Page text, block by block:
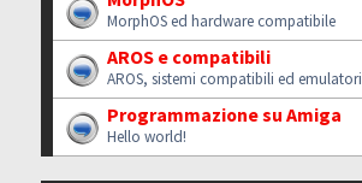
MorphOS ed hardware compatibile
AROS e compatibili
AROS, sistemi compatibili ed emulatori
Programmazione su Amiga
Hello world!